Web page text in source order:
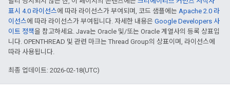
표시 4.0 라이선스에 따라 라이선스가 부여되며, 코드 샘플에는 Apache 2.0 라
이선스에 따라 라이선스가 부여됩니다. 자세한 내용은 Google Developers 사
이트 정책을 참고하세요. Java는 Oracle 및/또는 Oracle 계열사의 등록 상표입
니다. OPENTHREAD 및 관련 마크는 Thread Group의 상표이며, 라이선스에
따라 사용됩니다.
최종 업데이트: 2026-02-18(UTC)